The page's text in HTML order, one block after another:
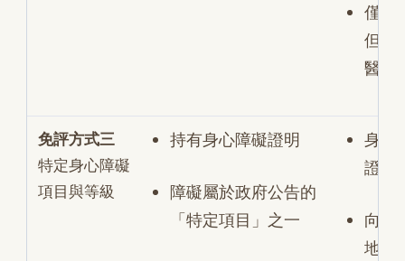
僅
但需
醫院
免評方式三
特定身心障礙
項目與等級
持有身心障礙證明
障礙屬於政府公告的
「特定項目」之一
身心
證明
向被
地縣